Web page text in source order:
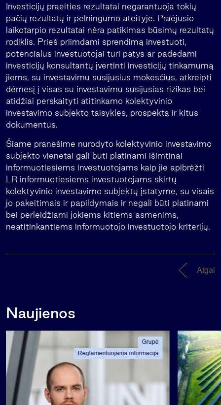
Investicijų praeities rezultatai negarantuoja tokių
pačių rezultatų ir pelningumo ateityje. Praėjusio
laikotarpio rezultatai nėra patikimas būsimų rezultatų
rodiklis. Prieš priimdami sprendimą investuoti,
potencialūs investuotojai turi patys ar padedami
investicijų konsultantų įvertinti investicijų tinkamumą
jiems, su investavimu susijusius mokesčius, atkreipti
dėmesį į visas su investavimu susijusias rizikas bei
atidžiai perskaityti atitinkamo kolektyvinio
investavimo subjekto taisykles, prospektą ir kitus
dokumentus.
Šiame pranešime nurodyto kolektyvinio investavimo
subjekto vienetai gali būti platinami išimtinai
informuotiesiems investuotojams kaip jie apibrėžti
LR informuotiesiems investuotojams skirtų
kolektyvinio investavimo subjektų įstatyme, su visais
jo pakeitimais ir papildymais ir negali būti platinami
bei perleidžiami jokiems kitiems asmenims,
neatitinkantiems informuotojo investuotojo kriterijų.
Atgal
Naujienos
Grupė
Reglamentuojama informacija